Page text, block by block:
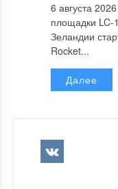
6 августа
площадки
Зеландии
Rocket...
Далее